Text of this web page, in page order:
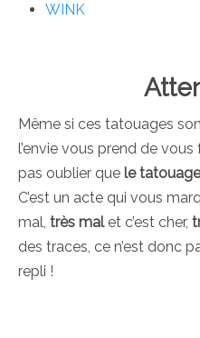
WINK
Même si ces tatouages
l’envie vous prend de
pas oublier que le
C’est un acte qui vous
mal, très malet c’est cher,
des traces, ce n’est donc
repli !